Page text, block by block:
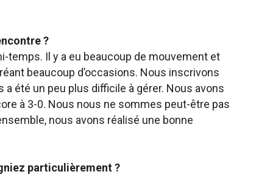
?
temps. Il y a eu beaucoup de mouvement et
beaucoup d’occasions. Nous inscrivons
été un peu plus difficile à gérer. Nous avons
à 3-0. Nous nous ne sommes peut-être pas
nous avons réalisé une bonne
particulièrement ?